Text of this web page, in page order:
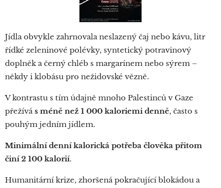
Jídla obvykle zahrnovala neslazený čaj nebo kávu, litr
řídké zeleninové polévky, syntetický potravinový
doplněk a černý chléb s margarínem nebo sýrem –
někdy i klobásu pro nežidovské vězně.
V kontrastu s tím údajně mnoho Palestinců v Gaze
přežívás méně než 1 000 kaloriemi denně, často s
pouhým jedním jídlem.
Minimální denní kalorická potřeba člověka přitom
činí2 100 kalorií.
Humanitární krize, zhoršená pokračující blokádou a